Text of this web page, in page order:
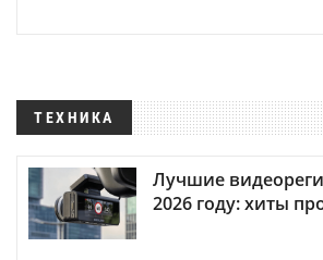
ТЕХНИКА
Лучшие
2026 году: хиты